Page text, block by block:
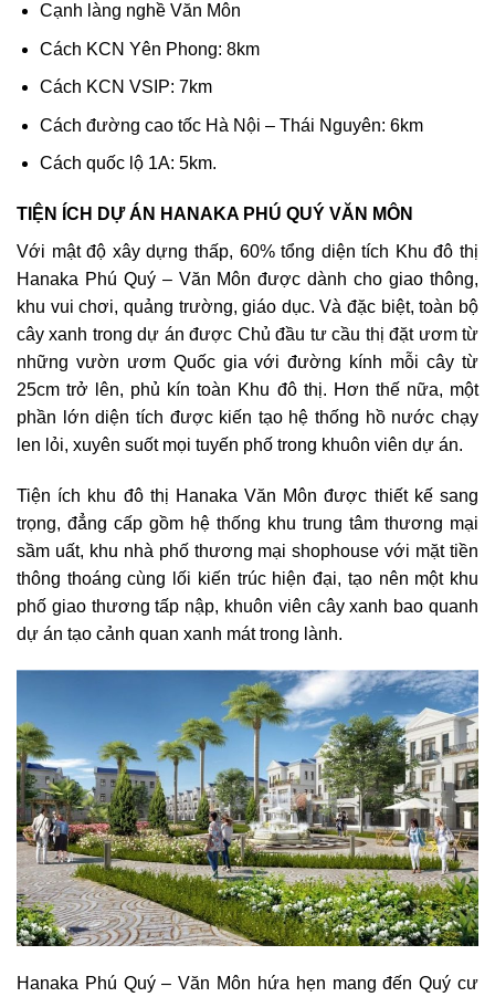
Cạnh làng nghề Văn Môn
Cách KCN Yên Phong: 8km
Cách KCN VSIP: 7km
Cách đường cao tốc Hà Nội – Thái Nguyên: 6km
Cách quốc lộ 1A: 5km.
TIỆN ÍCH DỰ ÁN HANAKA PHÚ QUÝ VĂN MÔN
Với mật độ xây dựng thấp, 60% tổng diện tích Khu đô thị
Hanaka Phú Quý – Văn Môn được dành cho giao thông,
khu vui chơi, quảng trường, giáo dục. Và đặc biệt, toàn bộ
cây xanh trong dự án được Chủ đầu tư cầu thị đặt ươm từ
những vườn ươm Quốc gia với đường kính mỗi cây từ
25cm trở lên, phủ kín toàn Khu đô thị. Hơn thế nữa, một
phần lớn diện tích được kiến tạo hệ thống hồ nước chạy
len lỏi, xuyên suốt mọi tuyến phố trong khuôn viên dự án.
Tiện ích khu đô thị Hanaka Văn Môn được thiết kế sang
trọng, đẳng cấp gồm hệ thống khu trung tâm thương mại
sầm uất, khu nhà phố thương mại shophouse với mặt tiền
thông thoáng cùng lối kiến trúc hiện đại, tạo nên một khu
phố giao thương tấp nập, khuôn viên cây xanh bao quanh
dự án tạo cảnh quan xanh mát trong lành.
Hanaka Phú Quý – Văn Môn hứa hẹn mang đến Quý cư